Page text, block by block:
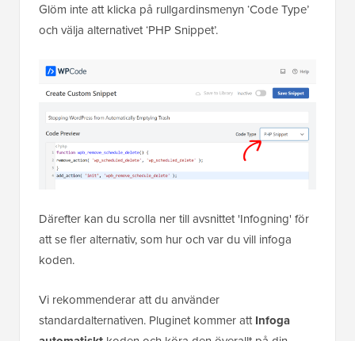
Glöm inte att klicka på rullgardinsmenyn ‘Code Type’
och välja alternativet ‘PHP Snippet’.
Därefter kan du scrolla ner till avsnittet 'Infogning' för
att se fler alternativ, som hur och var du vill infoga
koden.
Vi rekommenderar att du använder
standardalternativen. Pluginet kommer attInfoga